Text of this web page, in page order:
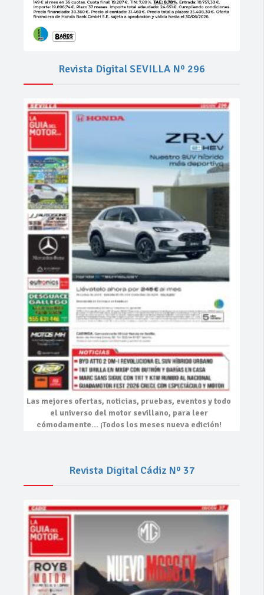
Revista Digital SEVILLA Nº 296
Las mejores ofertas, noticias, pruebas, eventosy todo
el universo del motor sevillano, para leer
cómodamente… ¡Todos los meses nueva edición!
Revista Digital Cádiz Nº 37